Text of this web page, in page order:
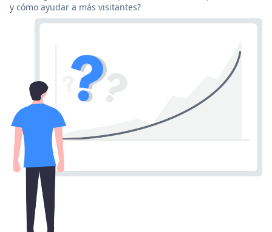
y cómo ayudar a más visitantes?